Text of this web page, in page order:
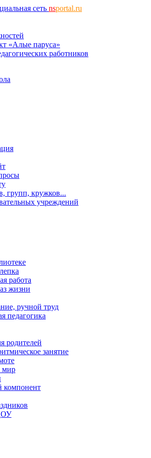
сеть nsportal.ru
«Алые паруса»
работников
групп, кружков...
учреждений
работа
жизни
ручной труд
педагогика
родителей
занятие
компонент